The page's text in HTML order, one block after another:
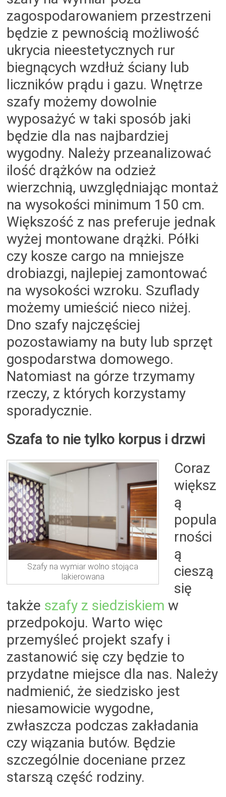
zagospodarowaniem przestrzeni
będzie z pewnością możliwość
ukrycia nieestetycznych rur
biegnących wzdłuż ściany lub
liczników prądu i gazu. Wnętrze
szafy możemy dowolnie
wyposażyć w taki sposób jaki
będzie dla nas najbardziej
wygodny. Należy przeanalizować
ilość drążków na odzież
wierzchnią, uwzględniając montaż
na wysokości minimum 150 cm.
Większość z nas preferuje jednak
wyżej montowane drążki. Półki
czy kosze cargo na mniejsze
drobiazgi, najlepiej zamontować
na wysokości wzroku. Szuflady
możemy umieścić nieco niżej.
Dno szafy najczęściej
pozostawiamy na buty lub sprzęt
gospodarstwa domowego.
Natomiast na górze trzymamy
rzeczy, z których korzystamy
sporadycznie.
Szafa to nie tylko korpus i drzwi
Szafy na wymiar wolno stojąca
lakierowana
Coraz
większ
ą
popula
rności
ą
cieszą
się
także szafy z siedziskiem w
przedpokoju. Warto więc
przemyśleć projekt szafy i
zastanowić się czy będzie to
przydatne miejsce dla nas. Należy
nadmienić, że siedzisko jest
niesamowicie wygodne,
zwłaszcza podczas zakładania
czy wiązania butów. Będzie
szczególnie doceniane przez
starszą część rodziny.